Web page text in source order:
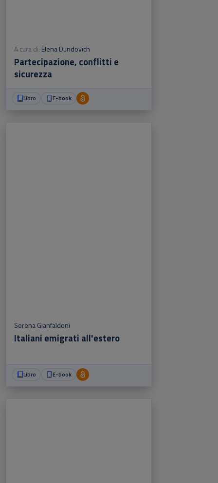
A cura di: Elena Dundovich
Partecipazione, conflitti e
sicurezza
Libro E-book
Serena Gianfaldoni
Italiani emigrati all'estero
Libro E-book